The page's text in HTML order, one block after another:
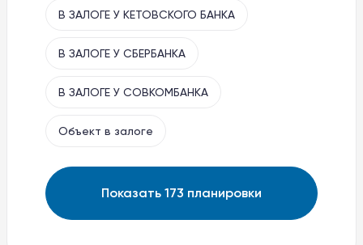
В ЗАЛОГЕ У КЕТОВСКОГО БАНКА
В ЗАЛОГЕ У СБЕРБАНКА
В ЗАЛОГЕ У СОВКОМБАНКА
Объект в залоге
Показать 173 планировки